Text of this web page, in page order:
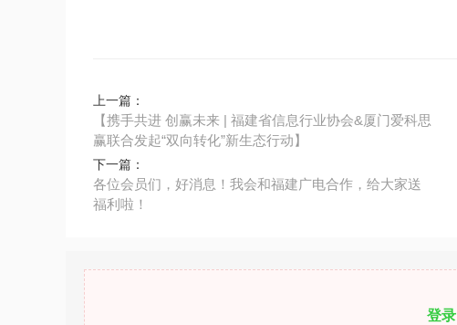
上一篇：
【携手共进 创赢未来 | 福建省信息行业协会&厦门爱科思
赢联合发起“双向转化”新生态行动】
下一篇：
各位会员们，好消息！我会和福建广电合作，给大家送
福利啦！
登录